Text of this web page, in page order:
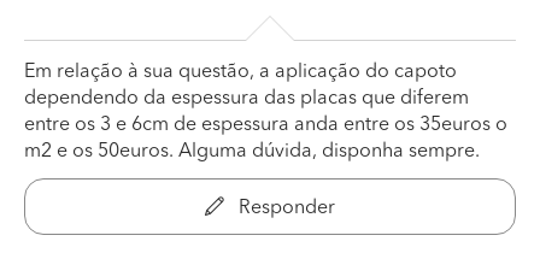
Em relação à sua questão, a aplicação do capoto
dependendo da espessura das placas que diferem
entre os 3 e 6cm de espessura anda entre os 35euros o
m2 e os 50euros. Alguma dúvida, disponha sempre.
Responder